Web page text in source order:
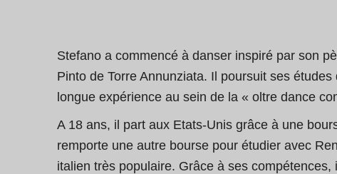
Stefano a commencé à danser inspiré par son
Pinto de Torre Annunziata. Il poursuit ses
longue expérience au sein de la « oltre dance
A 18 ans, il part aux Etats-Unis grâce à une
remporte une autre bourse pour étudier avec
italien très populaire. Grâce à ses